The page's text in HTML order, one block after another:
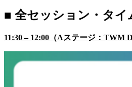
■ 全セッション・タイ
11:30 – 12:00（Aステージ：TWM